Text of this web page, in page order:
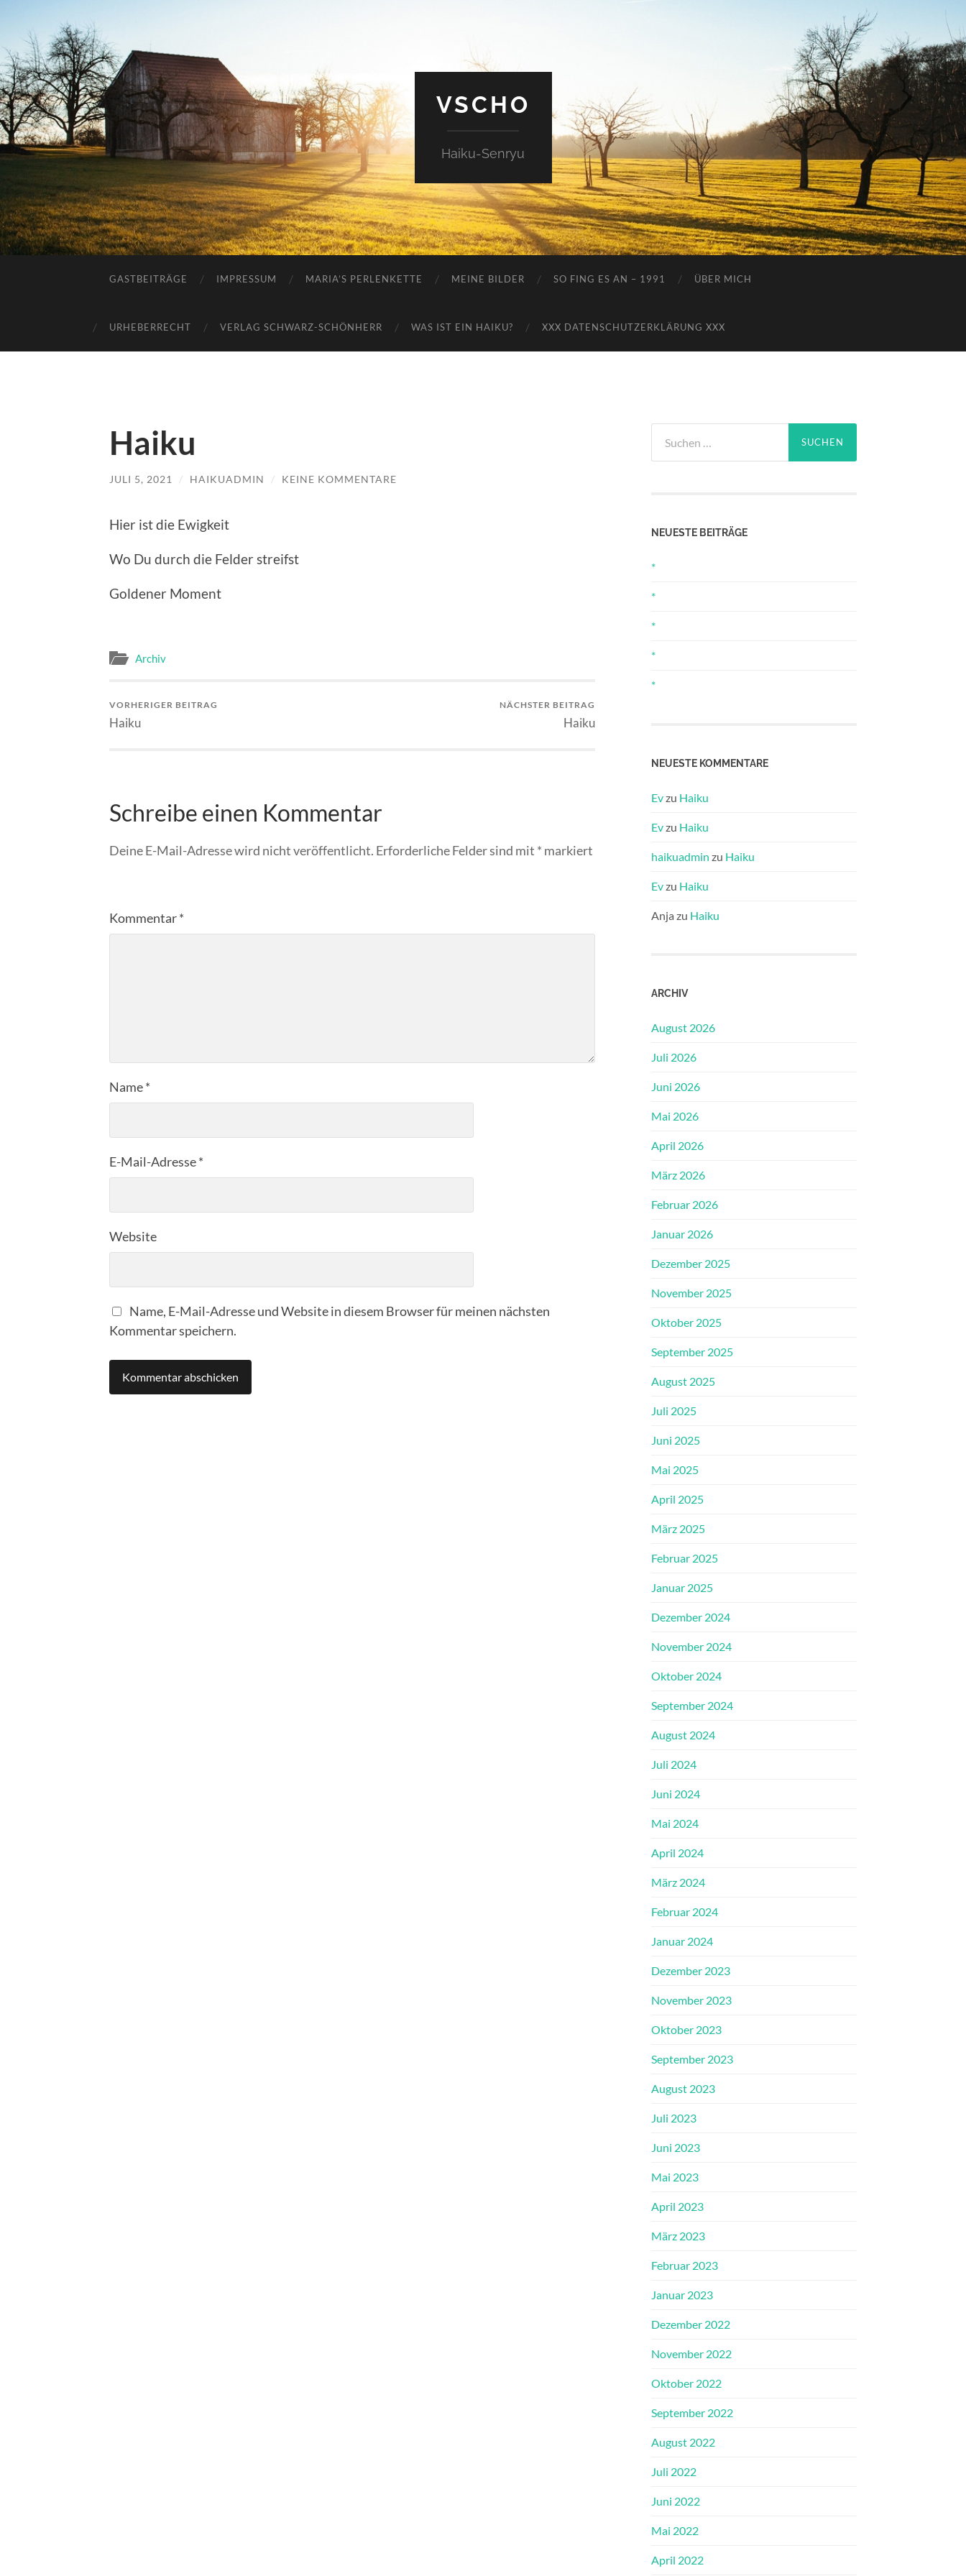
VSCHO
Haiku-Senryu
GASTBEITRÄGE IMPRESSUM MARIA’S PERLENKETTE MEINE BILDER SO FING ES AN – 1991 ÜBER MICH
URHEBERRECHT VERLAG SCHWARZ-SCHÖNHERR WAS IST EIN HAIKU? XXX DATENSCHUTZERKLÄRUNG XXX
Haiku
JULI 5, 2021 / HAIKUADMIN / KEINE KOMMENTARE
Hier ist die Ewigkeit
Wo Du durch die Felder streifst
Goldener Moment
Archiv
VORHERIGER BEITRAG
Haiku
NÄCHSTER BEITRAG
Haiku
Schreibe einen Kommentar
Deine E-Mail-Adresse wird nicht veröffentlicht. Erforderliche Felder sind mit * markiert
Kommentar*
Name*
E-Mail-Adresse*
Website
Name, E-Mail-Adresse und Website in diesem Browser für meinen nächsten
Kommentar speichern.
nach:
NEUESTE BEITRÄGE
*
*
*
*
*
NEUESTE KOMMENTARE
Evzu Haiku
Evzu Haiku
haikuadmin zu Haiku
Evzu Haiku
Anja zu Haiku
ARCHIV
August 2026
Juli 2026
Juni 2026
Mai 2026
April 2026
März 2026
Februar 2026
Januar 2026
Dezember 2025
November 2025
Oktober 2025
September 2025
August 2025
Juli 2025
Juni 2025
Mai 2025
April 2025
März 2025
Februar 2025
Januar 2025
Dezember 2024
November 2024
Oktober 2024
September 2024
August 2024
Juli 2024
Juni 2024
Mai 2024
April 2024
März 2024
Februar 2024
Januar 2024
Dezember 2023
November 2023
Oktober 2023
September 2023
August 2023
Juli 2023
Juni 2023
Mai 2023
April 2023
März 2023
Februar 2023
Januar 2023
Dezember 2022
November 2022
Oktober 2022
September 2022
August 2022
Juli 2022
Juni 2022
Mai 2022
April 2022